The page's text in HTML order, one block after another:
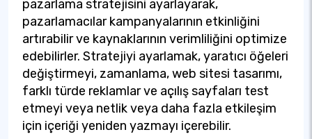
pazarlama stratejisini ayarlayarak,
pazarlamacılar kampanyalarının etkinliğini
artırabilir ve kaynaklarının verimliliğini optimize
edebilirler. Stratejiyi ayarlamak, yaratıcı öğeleri
değiştirmeyi, zamanlama, web sitesi tasarımı,
farklı türde reklamlar ve açılış sayfaları test
etmeyi veya netlik veya daha fazla etkileşim
için içeriği yeniden yazmayı içerebilir.